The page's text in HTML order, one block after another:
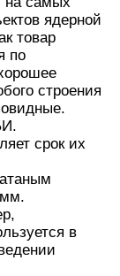
ядерной
товар
по
строения
срок их
мм.
в